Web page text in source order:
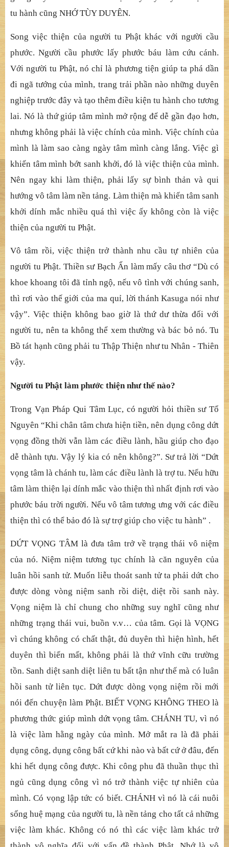
tu hành cũng NHỚ TÙY DUYÊN.
Song việc thiện của người tu Phật khác với người cầu
phước. Người cầu phước lấy phước báu làm cứu cánh.
Với người tu Phật, nó chỉ là phương tiện giúp ta phá dần
đi ngã tướng của mình, trang trải phần nào những duyên
nghiệp trước đây và tạo thêm điều kiện tu hành cho tương
lai. Nó là thứ giúp tâm mình mở rộng để dễ gần đạo hơn,
nhưng không phải là việc chính của mình. Việc chính của
mình là làm sao càng ngày tâm mình càng lắng. Việc gì
khiến tâm mình bớt sanh khởi, đó là việc thiện của mình.
Nên ngay khi làm thiện, phải lấy sự bình thản và qui
hướng vô tâm làm nền tảng. Làm thiện mà khiến tâm sanh
khởi dính mắc nhiều quá thì việc ấy không còn là việc
thiện của người tu Phật.
Vô tâm rồi, việc thiện trở thành nhu cầu tự nhiên của
người tu Phật. Thiền sư Bạch Ẩn làm mấy câu thơ “Dù có
khoe khoang tôi đã tỉnh ngộ, nếu vô tình với chúng sanh,
thì rơi vào thế giới của ma quỉ, lời thánh Kasuga nói như
vậy”. Việc thiện không bao giờ là thứ dư thừa đối với
người tu, nên ta không thể xem thường và bác bỏ nó. Tu
Bồ tát hạnh cũng phải tu Thập Thiện như tu Nhân - Thiên
vậy.
Người tu Phật làm phước thiện như thế nào?
Trong Vạn Pháp Qui Tâm Lục, có người hỏi thiền sư Tổ
Nguyên “Khi chân tâm chưa hiện tiền, nên dụng công dứt
vọng đồng thời vẫn làm các điều lành, hầu giúp cho đạo
dễ thành tựu. Vậy lý kia có nên không?”. Sư trả lời “Dứt
vọng tâm là chánh tu, làm các điều lành là trợ tu. Nếu hữu
tâm làm thiện lại dính mắc vào thiện thì nhất định rơi vào
phước báu trời người. Nếu vô tâm tương ưng với các điều
thiện thì có thể bảo đó là sự trợ giúp cho việc tu hành” .
DỨT VỌNG TÂM là đưa tâm trở về trạng thái vô niệm
của nó. Niệm niệm tương tục chính là căn nguyên của
luân hồi sanh tử. Muốn liễu thoát sanh tử ta phải dứt cho
được dòng vòng niệm sanh rồi diệt, diệt rồi sanh này.
Vọng niệm là chỉ chung cho những suy nghĩ cũng như
những trạng thái vui, buồn v.v… của tâm. Gọi là VỌNG
vì chúng không có chất thật, đủ duyên thì hiện hình, hết
duyên thì biến mất, không phải là thứ vĩnh cữu trường
tồn. Sanh diệt sanh diệt liên tu bất tận như thế mà có luân
hồi sanh tử liên tục. Dứt được dòng vọng niệm rồi mới
nói đến chuyện làm Phật. BIẾT VỌNG KHÔNG THEO là
phương thức giúp mình dứt vọng tâm. CHÁNH TU, vì nó
là việc làm hằng ngày của mình. Mở mắt ra là đã phải
dụng công, dụng công bất cứ khi nào và bất cứ ở đâu, đến
khi hết dụng công được. Khi công phu đã thuần thục thì
ngủ cũng dụng công vì nó trở thành việc tự nhiên của
mình. Có vọng lập tức có biết. CHÁNH vì nó là cái nuôi
sống huệ mạng của người tu, là nền tảng cho tất cả những
việc làm khác. Không có nó thì các việc làm khác trở